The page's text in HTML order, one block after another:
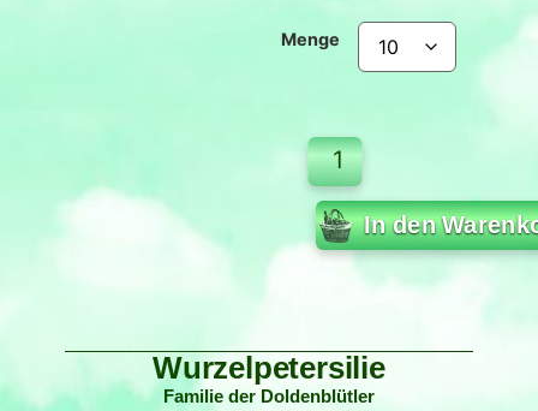
Menge
In den
Wurzelpetersilie
Familie der Doldenblütler